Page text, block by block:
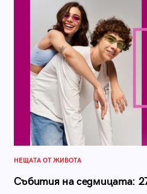
НЕЩАТА ОТ ЖИВОТА
Събития на седмицата: